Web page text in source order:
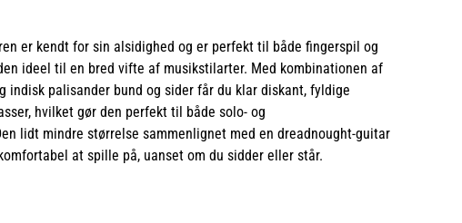
er kendt for sin alsidighed og er perfekt til både fingerspil og
ideel til en bred vifte af musikstilarter. Med kombinationen af
indisk palisander bund og sider får du klar diskant, fyldige
hvilket gør den perfekt til både solo- og
lidt mindre størrelse sammenlignet med en dreadnought-guitar
at spille på, uanset om du sidder eller står.